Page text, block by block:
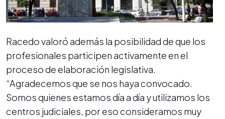
Racedo valoró además la posibilidad de que los
profesionales participen activamente en el
proceso de elaboración legislativa.
“Agradecemos que se nos haya convocado.
Somos quienes estamos día a día y utilizamos los
centros judiciales, por eso consideramos muy